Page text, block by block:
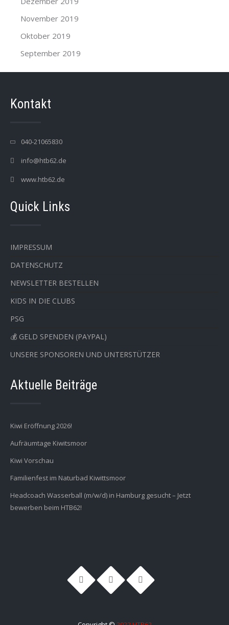
November 2019
Oktober 2019
September 2019
Kontakt
040-21065830
info@htb62.de
www.htb62.de
Quick Links
IMPRESSUM
DATENSCHUTZ
NEWSLETTER BESTELLEN
KIDS IN DIE CLUBS
PSG
💰 GELD SPENDEN (PAYPAL)
UNSERE SPONSOREN UND UNTERSTÜTZER
Aktuelle Beiträge
Kiwi Eröffnung 2026!
Aufräumtage Kiwitsmoor
Kiwi Vorschau
Familienfest im Naturbad Kiwittsmoor
Headcoach Wasserball (m/w/d) in Hamburg gesucht – Jetzt
bewerben beim HTB62!